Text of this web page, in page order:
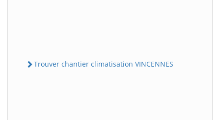
Trouver chantier climatisation VINCENNES